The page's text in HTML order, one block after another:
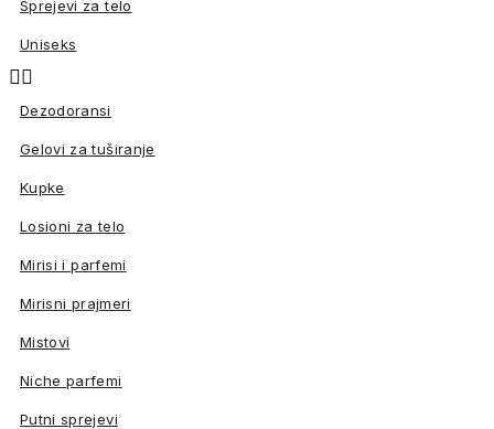
Sprejevi za telo
Uniseks

Dezodoransi
Gelovi za tuširanje
Kupke
Losioni za telo
Mirisi i parfemi
Mirisni prajmeri
Mistovi
Niche parfemi
Putni sprejevi